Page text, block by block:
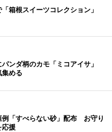
「箱根スイーツコレクション」
パンダ柄のカモ「ミコアイサ」
集める
例「すべらない砂」配布 お守り
応援